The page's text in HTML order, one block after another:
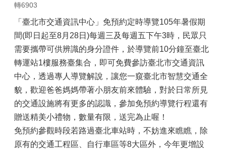
轉6903
「臺北市交通資訊中心」免預約定時導覽105年暑假期
間(即日起至8月28日)每週三及每週五下午3時，民眾只
需要攜帶可供辨識的身分證件，於導覽前10分鐘至臺北
轉運站1樓服務臺集合，即可免費參訪臺北市交通資訊
中心，透過專人導覽解說，讓您一窺臺北市智慧交通全
貌，歡迎爸爸媽媽帶著小朋友前來體驗，對於日常所見
的交通設施將有更多的認識，參加免預約導覽行程還有
贈送精美小禮物，數量有限，送完為止喔！
免預約參觀時段若路過臺北車站時，不妨進來瞧瞧，除
原有的交通工程區、自行車區等8大區外，今年更增設